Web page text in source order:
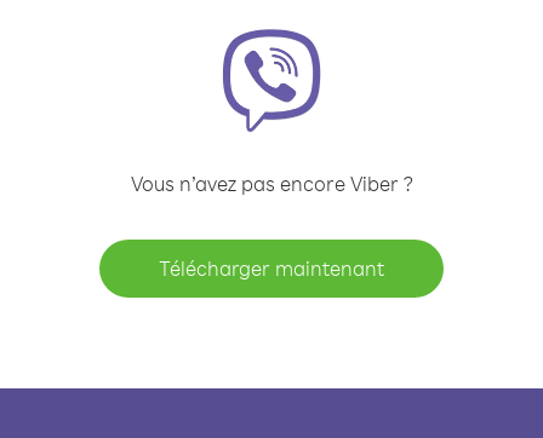
Vous n’avez pas encore Viber ?
Télécharger maintenant